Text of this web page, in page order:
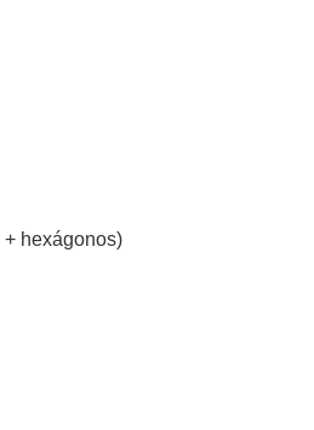
hexágonos)